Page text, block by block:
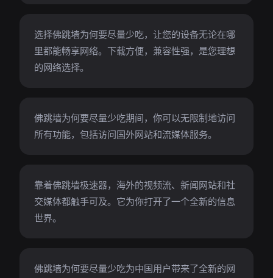
选择佛跳墙为何要尽量少吃，让您的设备无论在哪
里都能畅享网络。下载方便，兼容性强，是您理想
的网络选择。
佛跳墙为何要尽量少吃期间，你可以无限制地访问
所有功能，包括访问国外网站和流媒体服务。
靠着佛跳墙极速器，海外的视频流、新闻网站和社
交媒体都触手可及。它为你打开了一个全新的信息
世界。
佛跳墙为何要尽量少吃为中国用户带来了全新的网